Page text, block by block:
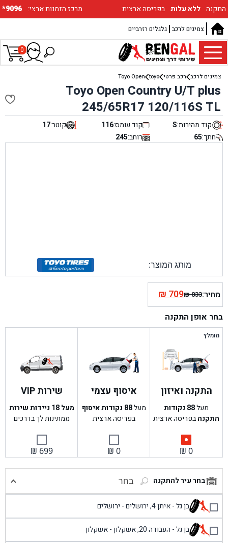
*9096 :מרכז הזמנות ארצי התקנה ללא עלות בפריסה ארצית
גלגלים רזרביים צמיגים לרכב
0
צמיגים לרכב רכב פרטי toyo
Toyo Open
Toyo Open Country U/T plus
245/65R17 120/116S TL
קוד מהירות:S קוד עומס:116 קוטר:17
חתך:65 רוחב:245
מותג המוצר:
מחיר: ₪833
המחיר
המקורי
היה:
₪709המחיר
הנוכחי
הוא:
בחר אופן התקנה
מומלץ
התקנה ואיזון
מעל88 נקודות
התקנהבפריסה ארצית
₪ 0
איסוף עצמי
מעל88 נקודות איסוף
בפריסה ארצית
₪ 0
שירות VIP
מעל 18 ניידות שירות
ממתינות לך בדרכים
₪ 699
בחר עיר להתקנה בחר
בן גל - איתן 4, ירושלים - ירושלים
בן גל - העבודה 20, אשקלון - אשקלון